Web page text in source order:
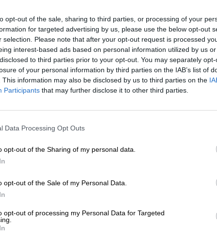
opt-out of the sale, sharing to third parties, or processing of your
for targeted advertising by us, please use the below opt-out
selection. Please note that after your opt-out request is processed
interest-based ads based on personal information utilized by us
to third parties prior to your opt-out. You may separately
of your personal information by third parties on the IAB’s list of
This information may also be disclosed by us to third parties on the
Participants that may further disclose it to other third parties.
Data Processing Opt Outs
opt-out of the Sharing of my personal data.
opt-out of the Sale of my Personal Data.
opt-out of processing my Personal Data for Targeted
domiciliaria de los vacunados,
de detección precoz, vigilancia y control de
10 días siguientes el contacto estrecho
todo lo posible sus interacciones sociales”.
de esta actualización y con una situación
de acelerar la vacunación, tanto en
menores de 12 años
la primera dosis a más del
de inmunización y ha hecho un llamamiento a
la protección.
ha convocado para esta tarde una
tratará de abordar medidas conjuntas para
navideñas. Aunque el escenario más
de limitaciones especialmente sustanciales.